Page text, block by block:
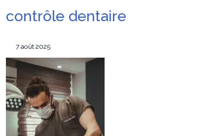
12 juin 2026 Survivalisme boutique : où acheter son
conférencier idéal pour votre convention annuelle
14 avril 2026
SEO Google Maps Paris : 4 éléments clés
puissants
16 juillet 2026
Pourquoi faire confiance à ADC sécurité
pour la protection de vos biens et de vos proches ?
contrôle dentaire
7 août 2025